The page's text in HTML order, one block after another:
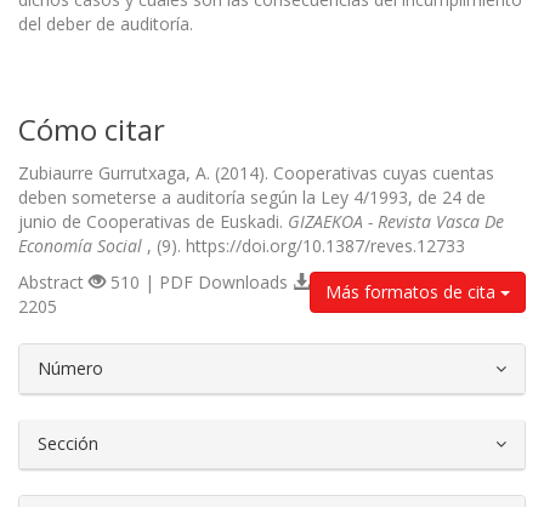
del deber de auditoría.
Cómo citar
Zubiaurre Gurrutxaga, A. (2014). Cooperativas cuyas cuentas
deben someterse a auditoría según la Ley 4/1993, de 24 de
junio de Cooperativas de Euskadi. GIZAEKOA - Revista Vasca De
Economía Social , (9). https://doi.org/10.1387/reves.12733
Más formatos de cita
Abstract
510 | PDF Downloads
2205
Número
Sección